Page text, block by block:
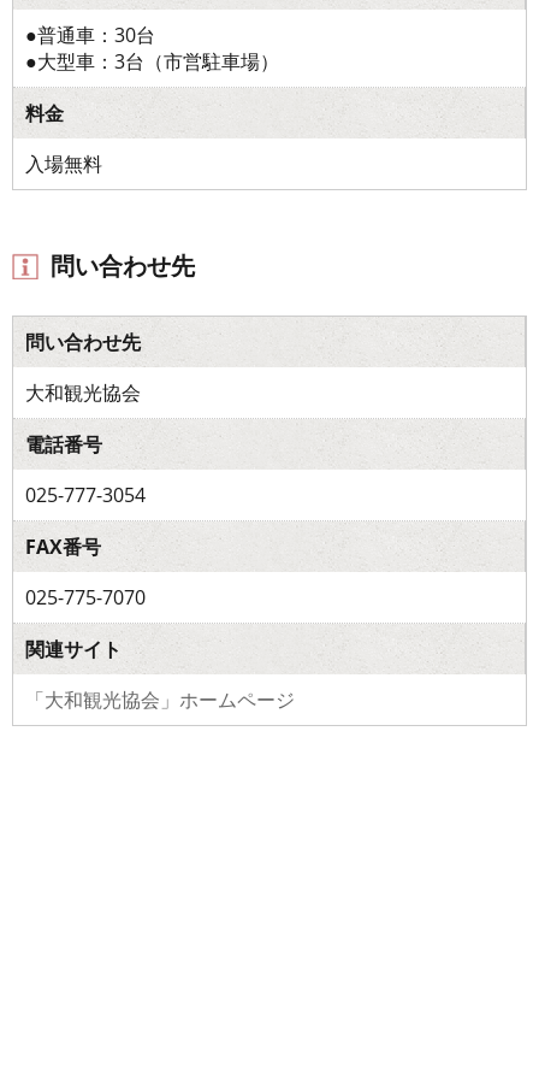
●普通車：30台
●大型車：3台（市営駐車場）
料金
入場無料
問い合わせ先
問い合わせ先
大和観光協会
電話番号
025-777-3054
FAX番号
025-775-7070
関連サイト
「大和観光協会」ホームページ